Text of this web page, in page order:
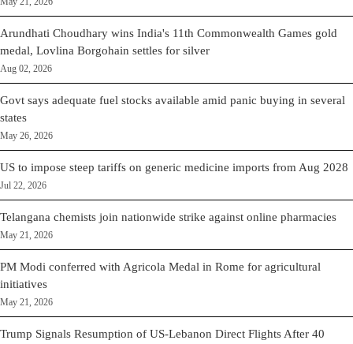
Arundhati Choudhary wins India's 11th Commonwealth Games gold
medal, Lovlina Borgohain settles for silver
Aug 02, 2026
Govt says adequate fuel stocks available amid panic buying in several
states
May 26, 2026
US to impose steep tariffs on generic medicine imports from Aug 2028
Jul 22, 2026
Telangana chemists join nationwide strike against online pharmacies
May 21, 2026
PM Modi conferred with Agricola Medal in Rome for agricultural
initiatives
May 21, 2026
Trump Signals Resumption of US-Lebanon Direct Flights After 40